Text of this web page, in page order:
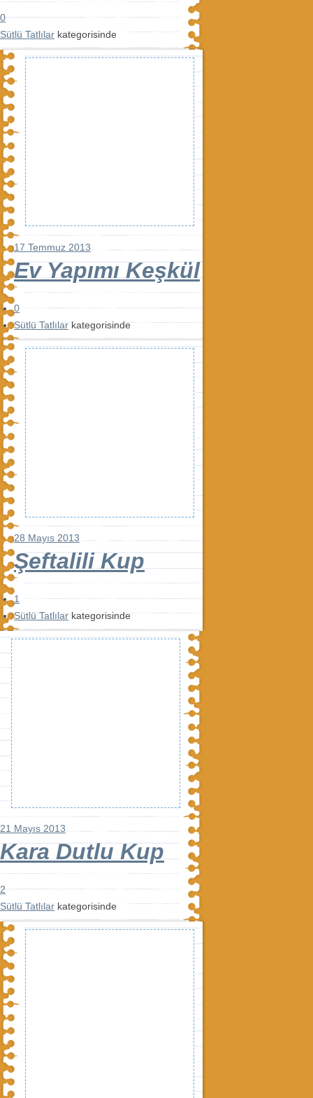
0
Sütlü Tatlılar kategorisinde
17 Temmuz 2013
Ev Yapımı Keşkül
0
Sütlü Tatlılar kategorisinde
28 Mayıs 2013
Şeftalili Kup
1
Sütlü Tatlılar kategorisinde
21 Mayıs 2013
Kara Dutlu Kup
2
Sütlü Tatlılar kategorisinde